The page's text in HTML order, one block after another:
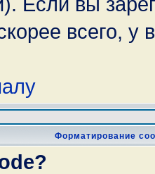
всего,
Форматирование